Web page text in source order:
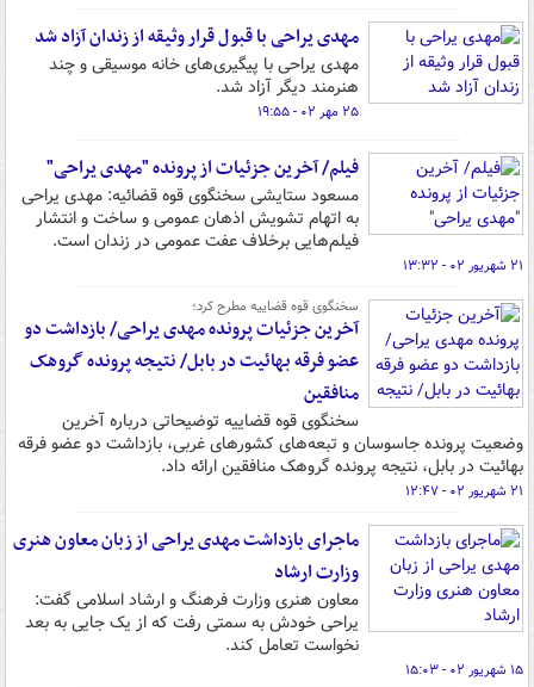
مهدی یراحی با قبول قرار وثیقه از زندان آزاد شد
مهدی یراحی با پیگیری‌های خانه موسیقی و چند
هنرمند دیگر آزاد شد.
۲۵ مهر ۰۲ - ۱۹:۵۵
فیلم/ آخرین جزئیات از پرونده "مهدی یراحی"
مسعود ستایشی سخنگوی قوه قضائیه: مهدی یراحی
به اتهام تشویش اذهان عمومی و ساخت و انتشار
فیلم‌هایی برخلاف عفت عمومی در زندان است.
۲۱ شهریور ۰۲ - ۱۳:۳۲
سخنگوی قوه قضاییه مطرح کرد؛
آخرین جزئیات پرونده مهدی یراحی/ بازداشت دو
عضو فرقه بهائیت در بابل/ نتیجه پرونده گروهک
منافقین
سخنگوی قوه قضاییه توضیحاتی درباره آخرین
وضعیت پرونده جاسوسان و تبعه‌های کشورهای غربی، بازداشت دو عضو فرقه
بهائیت در بابل، نتیجه پرونده گروهک منافقین ارائه داد.
۲۱ شهریور ۰۲ - ۱۲:۴۷
ماجرای بازداشت مهدی یراحی از زبان معاون هنری
وزارت ارشاد
معاون هنری وزارت فرهنگ و ارشاد اسلامی گفت:
یراحی خودش به‌ سمتی رفت که از یک جایی به بعد
نخواست تعامل کند.
۱۵ شهریور ۰۲ - ۱۵:۰۳